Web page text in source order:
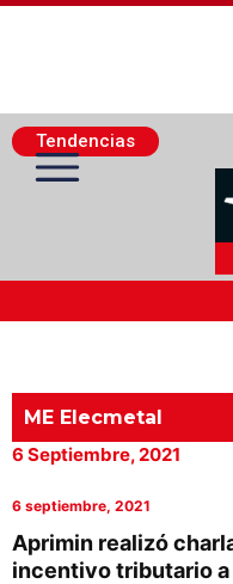
Tendencias
Actualidad Minera
Minería Superficie
Minerí­a Subterránea
Proveedores
ME Elecmetal
6 Septiembre, 2021
6 septiembre, 2021
Aprimin realizó
incentivo tributario a